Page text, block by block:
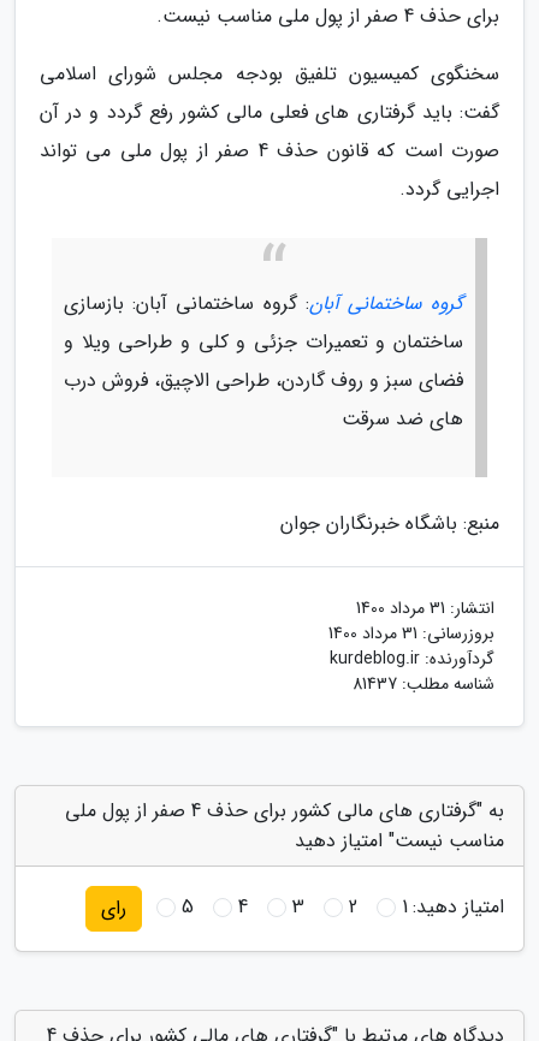
برای حذف 4 صفر از پول ملی مناسب نیست.
سخنگوی کمیسیون تلفیق بودجه مجلس شورای اسلامی
گفت: باید گرفتاری های فعلی مالی کشور رفع گردد و در آن
صورت است که قانون حذف 4 صفر از پول ملی می تواند
اجرایی گردد.
گروه ساختمانی آبان: گروه ساختمانی آبان: بازسازی
ساختمان و تعمیرات جزئی و کلی و طراحی ویلا و
فضای سبز و روف گاردن، طراحی الاچیق، فروش درب
های ضد سرقت
منبع: باشگاه خبرنگاران جوان
انتشار: 31 مرداد 1400
بروزرسانی: 31 مرداد 1400
گردآورنده: kurdeblog.ir
شناسه مطلب: 81437
به "گرفتاری های مالی کشور برای حذف 4 صفر از پول ملی
مناسب نیست" امتیاز دهید
امتیاز دهید:1
2
3
4
5 رای